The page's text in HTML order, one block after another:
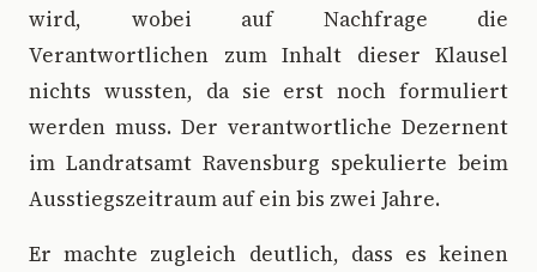
wird, wobei auf Nachfrage die
Verantwortlichen zum Inhalt dieser Klausel
nichts wussten, da sie erst noch formuliert
werden muss. Der verantwortliche Dezernent
im Landratsamt Ravensburg spekulierte beim
Ausstiegszeitraum auf ein bis zwei Jahre.
Er machte zugleich deutlich, dass es keinen